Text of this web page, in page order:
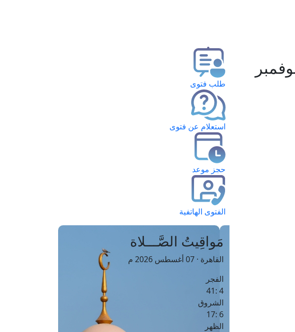
طلب فتوى
استعلام عن فتوى
حجز موعد
الفتوى الهاتفية
مَواقِيتُ الصَّـــلاة
القاهرة · 07 أغسطس 2026 م
الفجر
4 :41
الشروق
6 :17
الظهر